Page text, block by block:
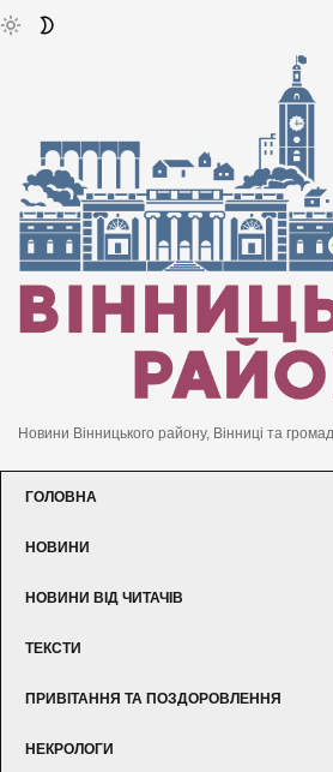
Новини Вінницького району, Вінниці та
ГОЛОВНА
НОВИНИ
НОВИНИ ВІД ЧИТАЧІВ
ТЕКСТИ
ПРИВІТАННЯ ТА ПОЗДОРОВЛЕННЯ
НЕКРОЛОГИ